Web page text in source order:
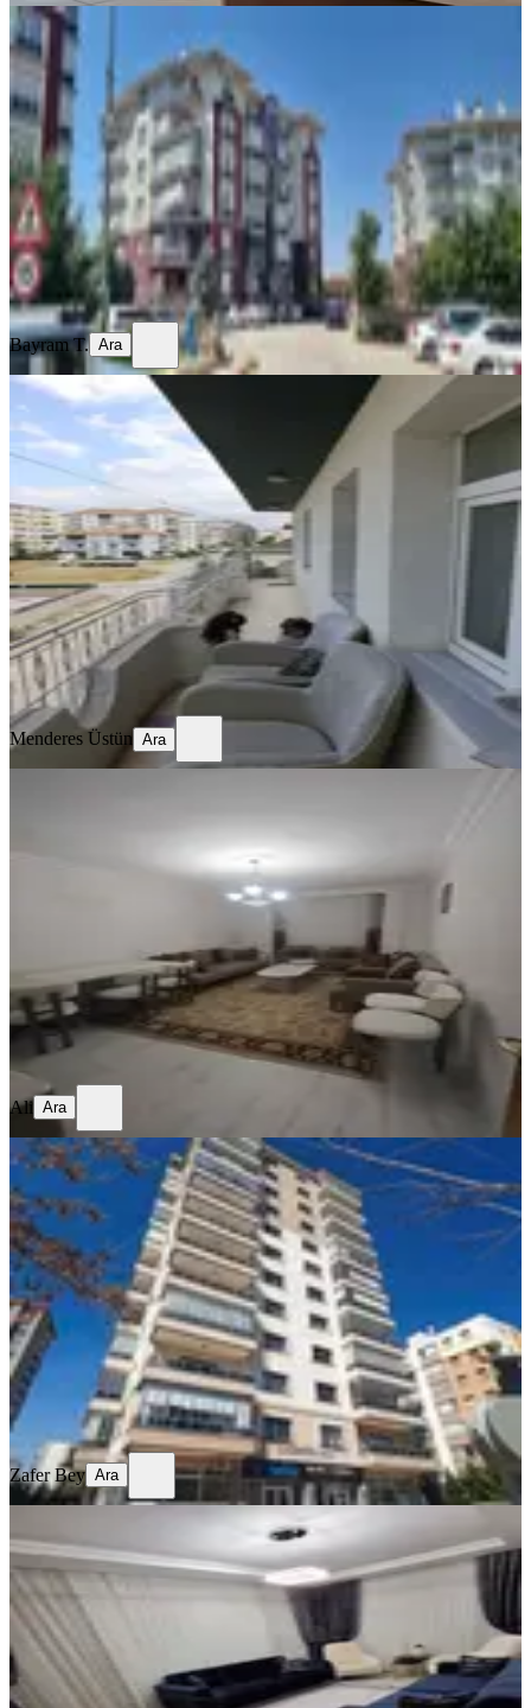
SİTE İÇİ
Aksaray Sitelerinde Sahibinden
Satılık 3+1 Arakat Lüks Daire
Konya, Karatay
3+1· 155 m² ·2. Kat· 02.08.2026
5.600.000 ₺
Bayram T.
Ara
Bayram T. Ara
BALKONLU
Sahibinden Geniş Ferah Brüt 150 M2
3+1 Üç Cepheli Üç Katlının Üçüncü
Katı Teraslı Eksiksiz Daire
Konya, Ereğli
3+1·150 m²·3. Kat
2.500.000 ₺
Menderes Üstün
Ara
Menderes Üstün Ara
Daire
Konya, Selçuklu
Kot 3
4.250.000 ₺Yatırım Skoru: 62 Fırsat
Ali
Ara
Ali Ara
SİTE İÇİ
Şefikcan-demiryolu Cd. 221 M2 4+1
Büyüklüğünde Geniş 3+1
Konya, Selçuklu
3+1·221 m²·9. Kat·27.07.2026
10.700.000 ₺
Zafer Bey
Zafer Bey Ara
Sahibinden Satılık Ara Kat 3 Yıllık
Sıfır Ayarında Daire
2. Kat·23.07.2026
4.170.000 ₺